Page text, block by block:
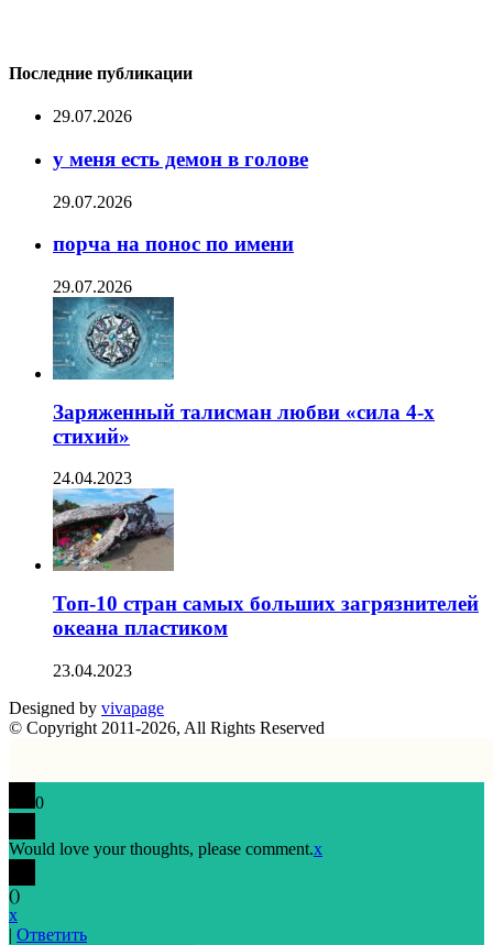
Последние публикации
29.07.2026
у меня есть демон в голове
29.07.2026
порча на понос по имени
29.07.2026
Заряженный талисман любви «сила 4-х
стихий»
24.04.2023
Топ-10 стран самых больших загрязнителей
океана пластиком
23.04.2023
Designed by vivapage
© Copyright 2011-2026, All Rights Reserved
0
Would love your thoughts, please comment.x
()
x
| Ответить